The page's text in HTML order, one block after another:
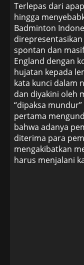
Terlepas dari
hingga
Badminton
spontan dan
England dengan
hujatan kepada
kata kunci dalam
dan diyakini oleh
“dipaksa
pertama
bahwa adanya
diterima para
mengakibatkan
harus menjalani